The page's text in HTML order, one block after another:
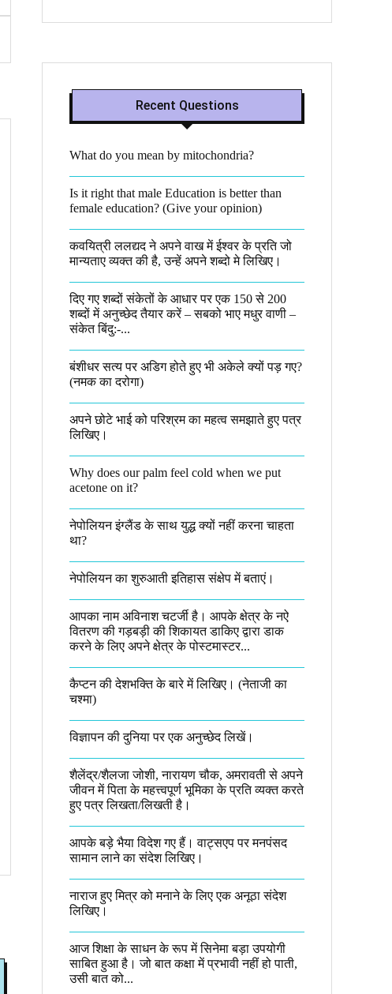
Recent Questions
What do you mean by mitochondria?​
Is it right that male Education is better than
female education? (Give your opinion)
कवयित्री ललद्यद ने अपने वाख में ईश्वर के प्रति जो
मान्यताए व्यक्त की है, उन्हें अपने शब्दो मे लिखिए।
दिए गए शब्दों संकेतों के आधार पर एक 150 से 200
शब्दों में अनुच्छेद तैयार करें – सबको भाए मधुर वाणी –
संकेत बिंदु:-...
बंशीधर सत्य पर अडिग होते हुए भी अकेले क्यों पड़ गए?
(नमक का दरोगा)
अपने छोटे भाई को परिश्रम का महत्व समझाते हुए पत्र
लिखिए।
Why does our palm feel cold when we put
acetone on it?
नेपोलियन इंग्लैंड के साथ युद्ध क्यों नहीं करना चाहता
था​?
नेपोलियन का शुरुआती इतिहास संक्षेप में बताएं।
आपका नाम अविनाश चटर्जी है। आपके क्षेत्र के नऐ
वितरण की गड़बड़ी की शिकायत डाकिए द्वारा डाक
करने के लिए अपने क्षेत्र के पोस्टमास्टर...
कैप्टन की देशभक्ति के बारे में लिखिए।​ (नेताजी का
चश्मा)
विज्ञापन की दुनिया पर एक अनुच्छेद लिखें।
शैलेंद्र/शैलजा जोशी, नारायण चौक, अमरावती से अपने
जीवन में पिता के महत्त्वपूर्ण भूमिका के प्रति व्यक्त करते
हुए पत्र लिखता/लिखती है।​
आपके बड़े भैया विदेश गए हैं। वाट्सएप पर मनपंसद
सामान लाने का संदेश लिखिए।
नाराज हुए मित्र को मनाने के लिए एक अनूठा संदेश
लिखिए।
आज शिक्षा के साधन के रूप में सिनेमा बड़ा उपयोगी
साबित हुआ है। जो बात कक्षा में प्रभावी नहीं हो पाती,
उसी बात को...